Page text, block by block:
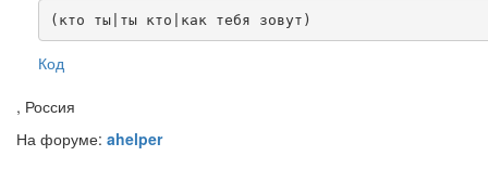
(кто ты|ты кто|как тебя зовут)
Код
, Россия
На форуме: ahelper